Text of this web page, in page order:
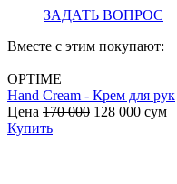
ЗАДАТЬ ВОПРОС
Вместе с этим покупают:
OPTIME
Hand Cream - Крем для рук
Цена 170 000 128 000 сум
Купить